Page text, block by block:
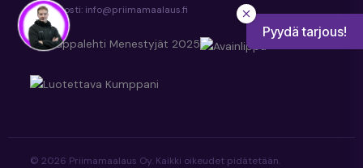
Pyydä tarjous!
Sähköposti: info@priimamaalaus.fi
© 2026 Priimamaalaus Oy. Kaikki oikeudet pidätetään.